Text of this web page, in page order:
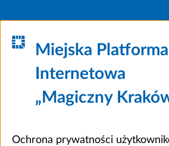
Miejska Platforma
Internetowa
„Magiczny
Ochrona prywatności